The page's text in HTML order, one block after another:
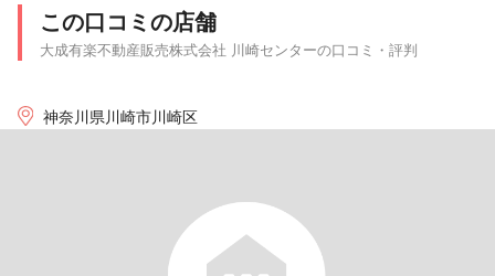
この口コミの店舗
大成有楽不動産販売株式会社 川崎センターの口コミ・評判
神奈川県川崎市川崎区